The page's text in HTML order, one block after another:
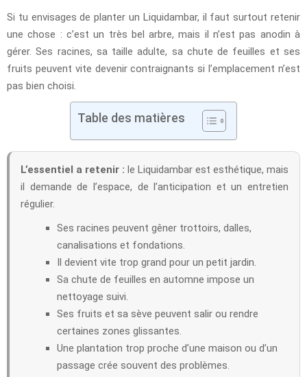
Si tu envisages de planter un Liquidambar, il faut surtout retenir
une chose : c’est un très bel arbre, mais il n’est pas anodin à
gérer. Ses racines, sa taille adulte, sa chute de feuilles et ses
fruits peuvent vite devenir contraignants si l’emplacement n’est
pas bien choisi.
Table des matières
L’essentiel a retenir : le Liquidambar est esthétique, mais
il demande de l’espace, de l’anticipation et un entretien
régulier.
Ses racines peuvent gêner trottoirs, dalles,
canalisations et fondations.
Il devient vite trop grand pour un petit jardin.
Sa chute de feuilles en automne impose un
nettoyage suivi.
Ses fruits et sa sève peuvent salir ou rendre
certaines zones glissantes.
Une plantation trop proche d’une maison ou d’un
passage crée souvent des problèmes.